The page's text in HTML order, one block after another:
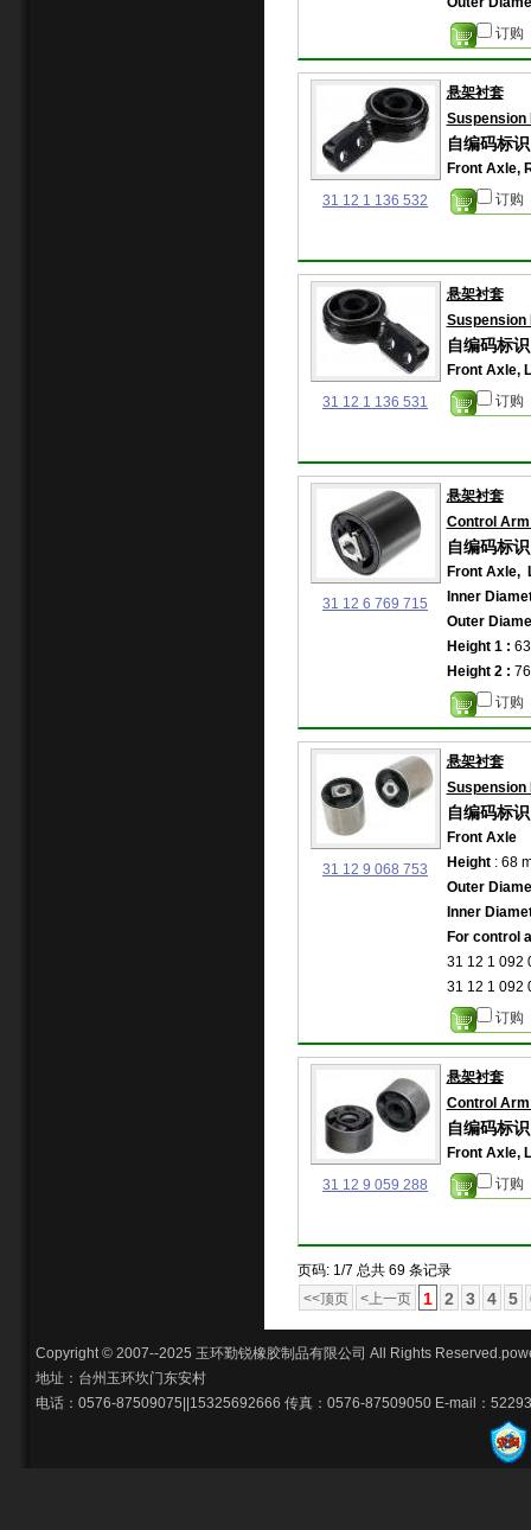
订购
31 12 1 136 532
悬架衬套
Suspension
自编码标
Front Axle,
订购
31 12 1 136 531
悬架衬套
Suspension
自编码标
Front Axle,
订购
31 12 6 769 715
悬架衬套
Control
自编码标
Front Axle,
Inner
Outer
Height 1 :
Height 2 :
订购
31 12 9 068 753
悬架衬套
Suspension
自编码标
Front Axle
Height: 68
Outer
Inner
For control
31 12 1 092
31 12 1 092
订购
31 12 9 059 288
悬架衬套
Control
自编码标
Front Axle,
订购
页码: 1/7 总共 69 条记录
<<顶页
<上一页 1 2 3 4 5
Copyright © 2007--2025 玉环勤锐橡胶制品有限公司 All Rights
地址：台州玉环坎门东安村
电话：0576-87509075||15325692666 传真：0576-87509050 E-mail：